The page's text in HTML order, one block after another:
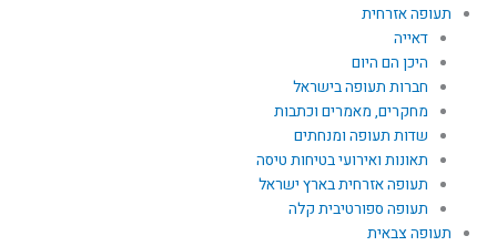
תעופה אזרחית
דאייה
היכן הם היום
חברות תעופה בישראל
מחקרים, מאמרים וכתבות
שדות תעופה ומנחתים
תאונות ואירועי בטיחות טיסה
תעופה אזרחית בארץ ישראל
תעופה ספורטיבית קלה
תעופה צבאית